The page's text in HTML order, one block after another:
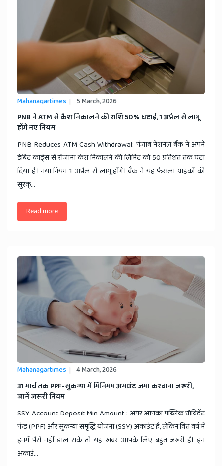
Mahanagartimes 5 March, 2026
​PNB ने ATM से कैश निकालने की राशि 50% घटाई, 1 अप्रैल से लागू
होंगे नए नियम
PNB Reduces ATM Cash Withdrawal: पंजाब नेशनल बैंक ने अपने
डेबिट कार्ड्स से रोजाना कैश निकालने की लिमिट को 50 प्रतिशत तक घटा
दिया है। नया नियम 1 अप्रैल से लागू होंगे। बैंक ने यह फैसला ग्राहकों की
सुरक्...
Read more
Mahanagartimes 4 March, 2026
​31 मार्च तक PPF-सुकन्या में मिनिमम अमाउंट जमा करवाना जरूरी,
जानें जरूरी नियम
SSY Account Deposit Min Amount : अगर आपका पब्लिक प्रॉविडेंट
फंड (PPF) और सुकन्या समृद्धि योजना (SSY) अकाउंट है, लेकिन वित्त वर्ष में
इनमें पैसे नहीं डाल सकें तो यह खबर आपके लिए बहुत जरूरी है। इन
अकाउं...